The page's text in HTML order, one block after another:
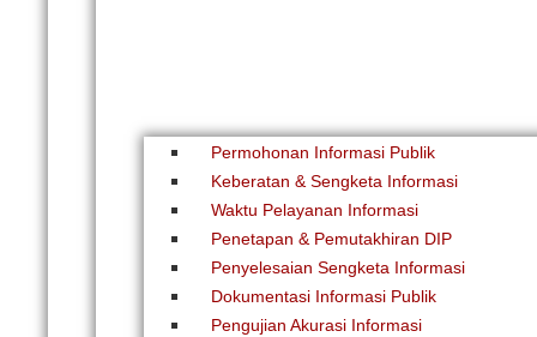
Permohonan Informasi Publik
Keberatan & Sengketa Informasi
Waktu Pelayanan Informasi
Penetapan & Pemutakhiran DIP
Penyelesaian Sengketa Informasi
Dokumentasi Informasi Publik
Pengujian Akurasi Informasi